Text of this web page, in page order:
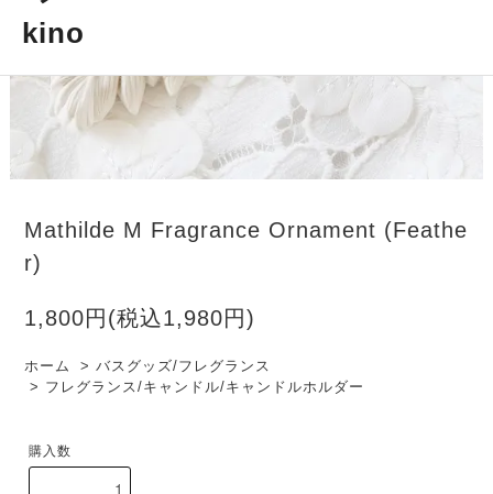
Mathilde M Fragrance Ornament (Feathe
r)
1,800円(税込1,980円)
ホーム >バスグッズ/フレグランス
> フレグランス/キャンドル/キャンドルホルダー
購入数